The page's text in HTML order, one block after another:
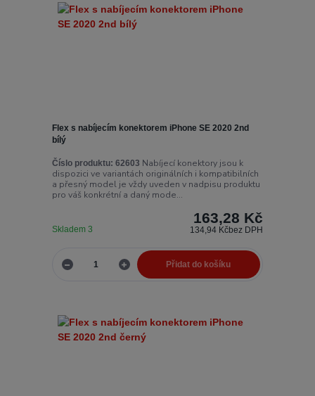
Flex s nabíjecím konektorem iPhone SE 2020 2nd
bílý
Číslo produktu: 62603 Nabíjecí konektory jsou k
dispozici ve variantách originálních i kompatibilních
a přesný model je vždy uveden v nadpisu produktu
pro váš konkrétní a daný mode...
163,28 Kč
134,94 Kčbez DPH
Skladem 3
Přidat do košíku